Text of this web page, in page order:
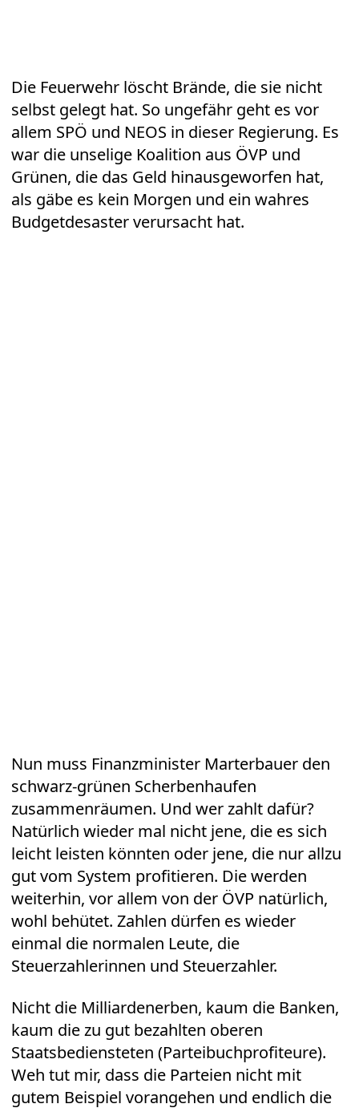
Die Feuerwehr löscht Brände, die sie nicht
selbst gelegt hat. So ungefähr geht es vor
allem SPÖ und NEOS in dieser Regierung. Es
war die unselige Koalition aus ÖVP und
Grünen, die das Geld hinausgeworfen hat,
als gäbe es kein Morgen und ein wahres
Budgetdesaster verursacht hat.
Nun muss Finanzminister Marterbauer den
schwarz-grünen Scherbenhaufen
zusammenräumen. Und wer zahlt dafür?
Natürlich wieder mal nicht jene, die es sich
leicht leisten könnten oder jene, die nur allzu
gut vom System profitieren. Die werden
weiterhin, vor allem von der ÖVP natürlich,
wohl behütet. Zahlen dürfen es wieder
einmal die normalen Leute, die
Steuerzahlerinnen und Steuerzahler.
Nicht die Milliardenerben, kaum die Banken,
kaum die zu gut bezahlten oberen
Staatsbediensteten (Parteibuchprofiteure).
Weh tut mir, dass die Parteien nicht mit
gutem Beispiel vorangehen und endlich die